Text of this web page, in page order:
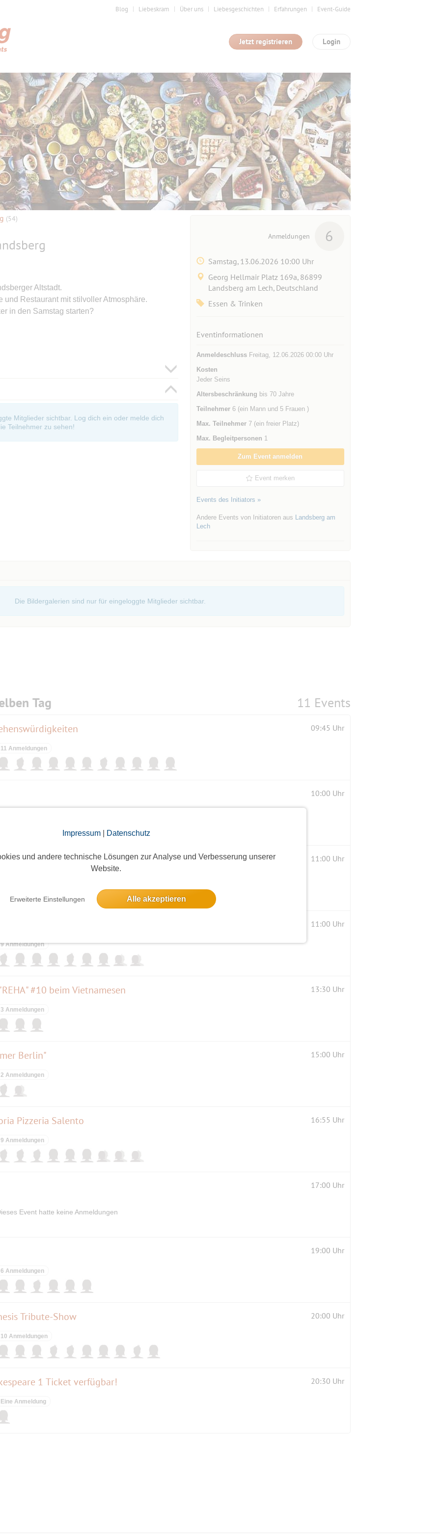
Impressum| Datenschutz
und andere technische Lösungen zur Analyse und Verbesserung unserer
Website.
Erweiterte Einstellungen Alle akzeptieren
Blog Liebeskram Über uns Liebesgeschichten Erfahrungen Event-Guide
Login
Jetzt registrieren
(54)
Altstadt.
und Restaurant mit stilvoller Atmosphäre.
in den Samstag starten?
Mitglieder sichtbar. Log dich ein oder melde dich
Teilnehmer zu sehen!
Anmeldungen 6
Samstag, 13.06.2026 10:00 Uhr
Georg Hellmair Platz 169a, 86899
Landsberg am Lech, Deutschland
Essen & Trinken
Eventinformationen
AnmeldeschlussFreitag, 12.06.2026 00:00 Uhr
Kosten
Jeder Seins
Altersbeschränkung bis 70 Jahre
Teilnehmer6 (ein Mann und 5 Frauen )
Max. Teilnehmer7 (ein freier Platz)
Max. Begleitpersonen 1
Zum Event anmelden
Event merken
Events des Initiators »
Andere Events von Initiatoren aus Landsberg am
Lech
Die Bildergalerien sind nur für eingeloggte Mitglieder sichtbar.
Tag 11 Events
09:45 Uhr
11 Anmeldungen
10:00 Uhr
"REHA" #10 - Heilige Drei Pfühle • Regenbogensee • Liepnitzsee -- kürzer als üblich, NICHT langsamer 11:00 Uhr
11:00 Uhr
9 Anmeldungen
#10 beim Vietnamesen 13:30 Uhr
3 Anmeldungen
Berlin" 15:00 Uhr
2 Anmeldungen
Pizzeria Salento 16:55 Uhr
9 Anmeldungen
17:00 Uhr
Event hatte keine Anmeldungen
19:00 Uhr
6 Anmeldungen
Tribute-Show 20:00 Uhr
10 Anmeldungen
1 Ticket verfügbar! 20:30 Uhr
Eine Anmeldung